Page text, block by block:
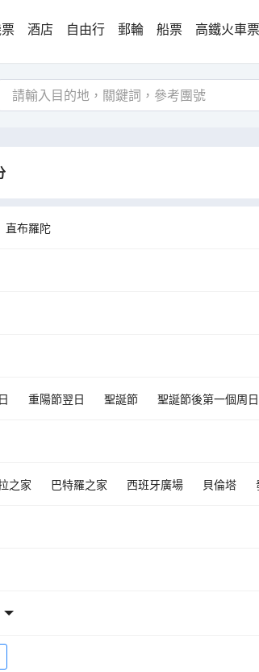
酒店 自由行 郵輪 船票 高鐵火車票
直布羅陀
重陽節翌日 聖誕節 聖誕節後第一個周日
之家 巴特羅之家 西班牙廣場 貝倫塔